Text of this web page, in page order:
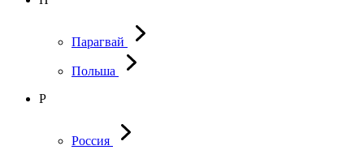
Парагвай
Польша
Р
Россия